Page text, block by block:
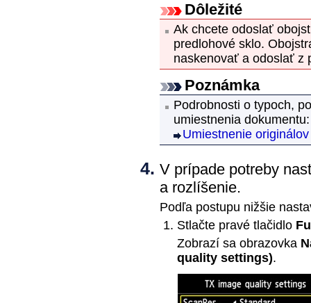
Dôležité
Ak chcete odoslať
predlohové sklo.
naskenovať a odoslať z
Poznámka
Podrobnosti o typoch,
umiestnenia dokumentu:
Umiestnenie originálov
V prípade potreby
a rozlíšenie.
Podľa postupu nižšie
Stlačte pravé tlačidlo
Zobrazí sa obrazovka
quality settings).